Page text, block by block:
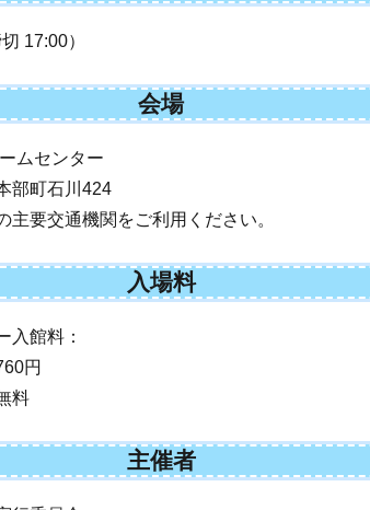
17:00）
会場
ムセンター
部町石川424
主要交通機関をご利用ください。
入場料
入館料：
円
料
主催者